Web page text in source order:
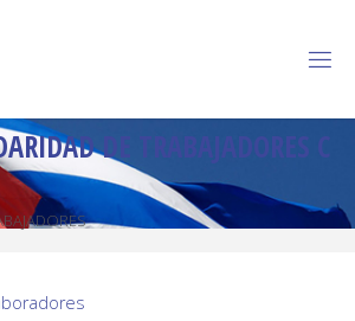
ARIDADD R A BAJADORES C